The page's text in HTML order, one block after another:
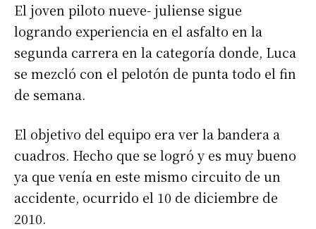
El joven piloto nueve- juliense sigue
logrando experiencia en el asfalto en la
segunda carrera en la categoría donde, Luca
se mezcló con el pelotón de punta todo el fin
de semana.
El objetivo del equipo era ver la bandera a
cuadros. Hecho que se logró y es muy bueno
ya que venía en este mismo circuito de un
accidente, ocurrido el 10 de diciembre de
2010.